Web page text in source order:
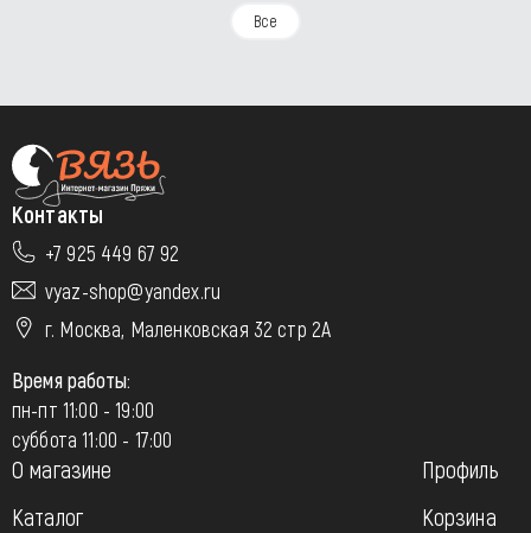
Все
Контакты
+7 925 449 67 92
vyaz-shop@yandex.ru
г. Москва, Маленковская 32 стр 2А
Время работы:
пн-пт 11:00 - 19:00
суббота 11:00 - 17:00
О магазине
Каталог
Профиль
Корзина